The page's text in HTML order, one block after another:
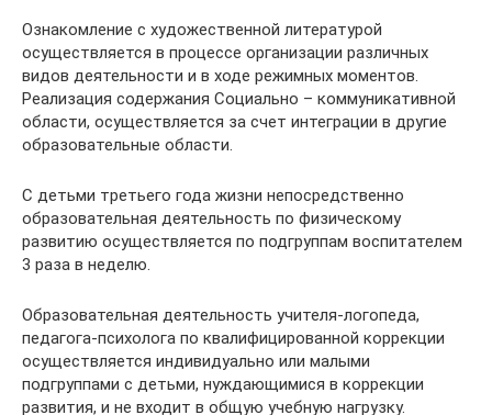
Ознакомление с художественной литературой
осуществляется в процессе организации различных
видов деятельности и в ходе режимных моментов.
Реализация содержания Социально – коммуникативной
области, осуществляется за счет интеграции в другие
образовательные области.
С детьми третьего года жизни непосредственно
образовательная деятельность по физическому
развитию осуществляется по подгруппам воспитателем
3 раза в неделю.
Образовательная деятельность учителя-логопеда,
педагога-психолога по квалифицированной коррекции
осуществляется индивидуально или малыми
подгруппами с детьми, нуждающимися в коррекции
развития, и не входит в общую учебную нагрузку.